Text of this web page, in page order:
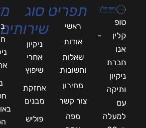
טופ
קלין –
אנו
חברת
ניקיון
ותיקה
עם
למעלה
תפריט
ראשי
אודות
שאלות
ותשובות
מחירון
צור קשר
מפה
סוג
שירותים
ניקיון
אחרי
שיפוץ
אחזקת
מבנים
פוליש